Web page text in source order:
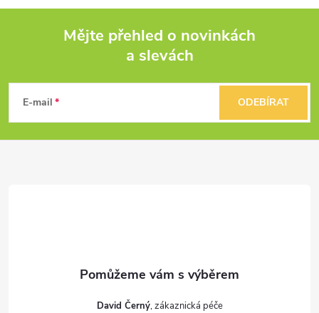
p
Mějte přehled o novinkách
a slevách
E-mail ODEBÍRAT
David Černý